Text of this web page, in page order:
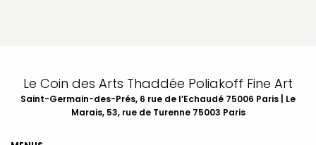
Le Coin des Arts Thaddée Poliakoff Fine Art
Saint-Germain-des-Prés, 6 rue de l’Echaudé 75006 Paris | Le
Marais, 53, rue de Turenne 75003 Paris